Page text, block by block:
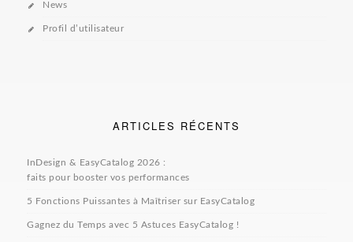
News
Profil d’utilisateur
ARTICLES RÉCENTS
InDesign & EasyCatalog 2026 :
faits pour booster vos performances
5 Fonctions Puissantes à Maîtriser sur EasyCatalog
Gagnez du Temps avec 5 Astuces EasyCatalog !